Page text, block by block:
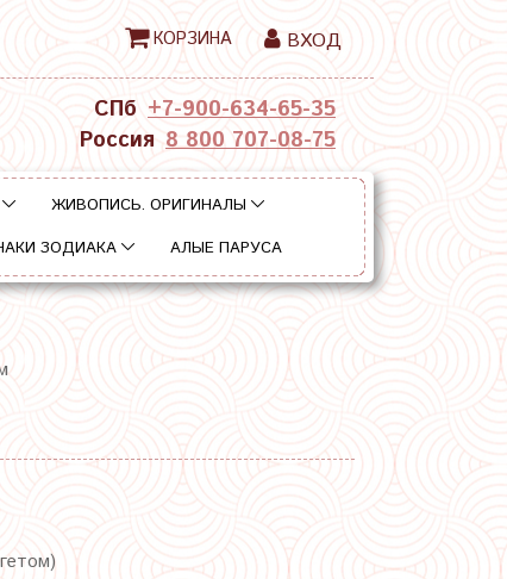
КОРЗИНА ВХОД
СПб +7-900-634-65-35
Россия 8 800 707-08-75
ЖИВОПИСЬ. ОРИГИНАЛЫ
ЗОДИАКА АЛЫЕ ПАРУСА